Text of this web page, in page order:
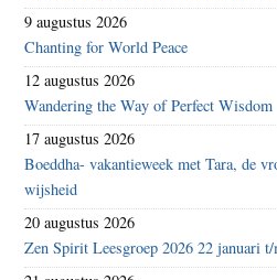
9 augustus 2026
Chanting for World Peace
12 augustus 2026
Wandering the Way of Perfect Wisdom
17 augustus 2026
Boeddha- vakantieweek met Tara, de
wijsheid
20 augustus 2026
Zen Spirit Leesgroep 2026 22 januari